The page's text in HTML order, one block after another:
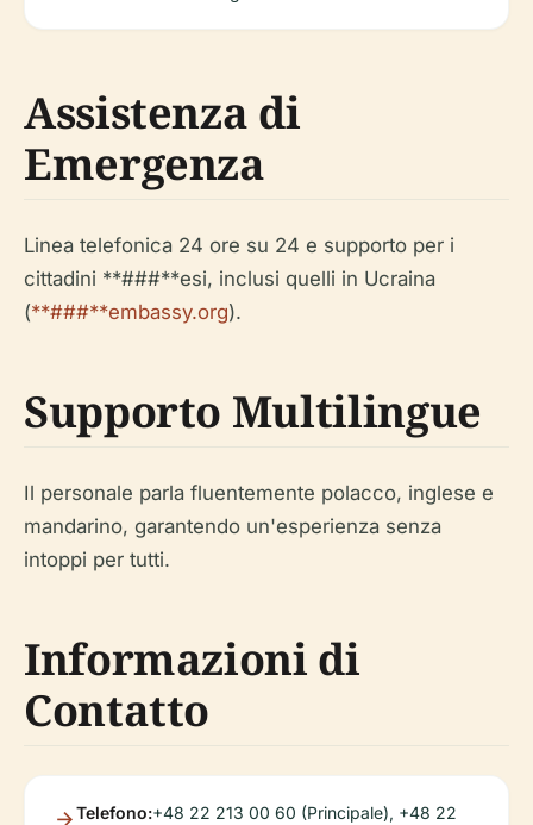
Assistenza di
Emergenza
Linea telefonica 24 ore su 24 e supporto per i
cittadini **###**esi, inclusi quelli in Ucraina
(**###**embassy.org).
Supporto Multilingue
Il personale parla fluentemente polacco, inglese e
mandarino, garantendo un'esperienza senza
intoppi per tutti.
Informazioni di
Contatto
Telefono:+48 22 213 00 60 (Principale), +48 22